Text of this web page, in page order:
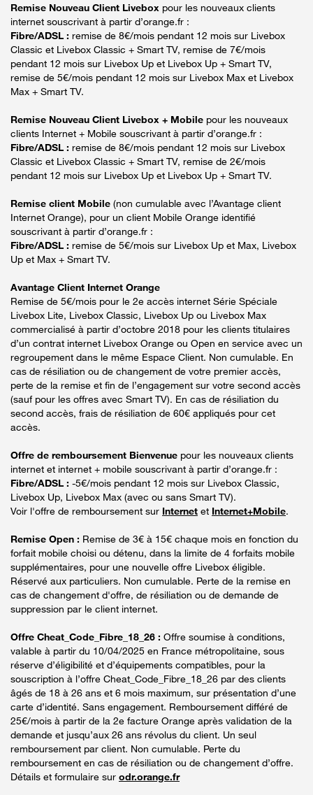
Remise Nouveau Client Livebox pour les nouveaux clients
internet souscrivant à partir d’orange.fr :
Fibre/ADSL : remise de 8€/mois pendant 12 mois sur Livebox
Classic et Livebox Classic + Smart TV, remise de 7€/mois
pendant 12 mois sur Livebox Up et Livebox Up + Smart TV,
remise de 5€/mois pendant 12 mois sur Livebox Max et Livebox
Max + Smart TV.
Remise Nouveau Client Livebox + Mobile pour les nouveaux
clients Internet + Mobile souscrivant à partir d’orange.fr :
Fibre/ADSL : remise de 8€/mois pendant 12 mois sur Livebox
Classic et Livebox Classic + Smart TV, remise de 2€/mois
pendant 12 mois sur Livebox Up et Livebox Up + Smart TV.
Remise client Mobile (non cumulable avec l’Avantage client
Internet Orange), pour un client Mobile Orange identifié
souscrivant à partir d’orange.fr :
Fibre/ADSL : remise de 5€/mois sur Livebox Up et Max, Livebox
Up et Max + Smart TV.
Avantage Client Internet Orange
Remise de 5€/mois pour le 2e accès internet Série Spéciale
Livebox Lite, Livebox Classic, Livebox Up ou Livebox Max
commercialisé à partir d’octobre 2018 pour les clients titulaires
d’un contrat internet Livebox Orange ou Open en service avec un
regroupement dans le même Espace Client. Non cumulable. En
cas de résiliation ou de changement de votre premier accès,
perte de la remise et fin de l’engagement sur votre second accès
(sauf pour les offres avec Smart TV). En cas de résiliation du
second accès, frais de résiliation de 60€ appliqués pour cet
accès.
Offre de remboursement Bienvenue pour les nouveaux clients
internet et internet + mobile souscrivant à partir d’orange.fr :
Fibre/ADSL : -5€/mois pendant 12 mois sur Livebox Classic,
Livebox Up, Livebox Max (avec ou sans Smart TV).
Voir l'offre de remboursement sur Internet et Internet+Mobile.
Remise Open : Remise de 3€ à 15€ chaque mois en fonction du
forfait mobile choisi ou détenu, dans la limite de 4 forfaits mobile
supplémentaires, pour une nouvelle offre Livebox éligible.
Réservé aux particuliers. Non cumulable. Perte de la remise en
cas de changement d'offre, de résiliation ou de demande de
suppression par le client internet.
Offre Cheat_Code_Fibre_18_26 : Offre soumise à conditions,
valable à partir du 10/04/2025 en France métropolitaine, sous
réserve d’éligibilité et d’équipements compatibles, pour la
souscription à l’offre Cheat_Code_Fibre_18_26 par des clients
âgés de 18 à 26 ans et 6 mois maximum, sur présentation d’une
carte d’identité. Sans engagement. Remboursement différé de
25€/mois à partir de la 2e facture Orange après validation de la
demande et jusqu’aux 26 ans révolus du client. Un seul
remboursement par client. Non cumulable. Perte du
remboursement en cas de résiliation ou de changement d’offre.
Détails et formulaire sur odr.orange.fr